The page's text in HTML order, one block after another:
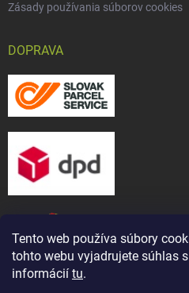
Tento web používa súbory
tohto webu vyjadrujete súhlas
informácií tu.
Zásady používania súborov cookies
DOPRAVA